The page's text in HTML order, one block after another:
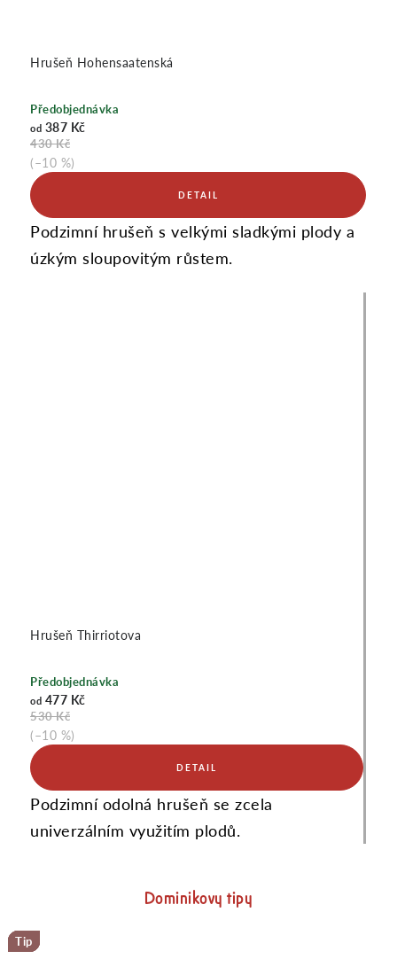
Hrušeň Hohensaatenská
Předobjednávka
od 387 Kč
430 Kč
(–10 %)
Podzimní hrušeň s velkými sladkými plody a
úzkým sloupovitým růstem.
Hrušeň Thirriotova
Předobjednávka
od 477 Kč
530 Kč
(–10 %)
Podzimní odolná hrušeň se zcela
univerzálním využitím plodů.
Dominikovy tipy
Tip
Tip
Tip
Tip
Tip
Tip
Tip
Tip
Tip